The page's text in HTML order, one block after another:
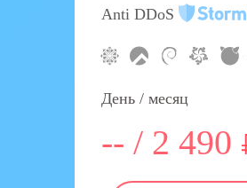
Anti DDoS
День / месяц
-- / 2 490